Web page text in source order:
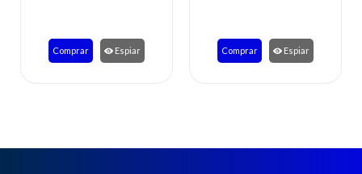
Comprar Espiar Comprar Espiar